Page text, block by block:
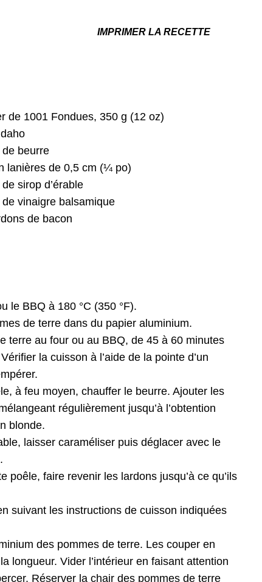
IMPRIMER LA RECETTE
de 1001 Fondues, 350 g (12 oz)
beurre
lanières de 0,5 cm (¼ po)
sirop d’érable
vinaigre balsamique
de bacon
le BBQ à 180 °C (350 °F).
de terre dans du papier aluminium.
terre au four ou au BBQ, de 45 à 60 minutes
la cuisson à l’aide de la pointe d’un
à feu moyen, chauffer le beurre. Ajouter les
régulièrement jusqu’à l’obtention
blonde.
laisser caraméliser puis déglacer avec le
poêle, faire revenir les lardons jusqu’à ce qu’ils
suivant les instructions de cuisson indiquées
des pommes de terre. Les couper en
longueur. Vider l’intérieur en faisant attention
Réserver la chair des pommes de terre